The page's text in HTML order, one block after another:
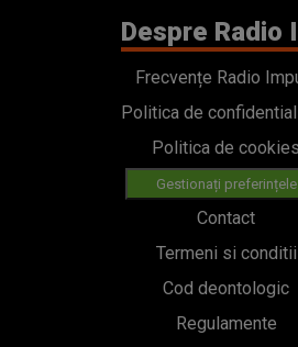
Contact
Termeni si conditii
Cod deontologic
Regulamente
Categorii
Stiri
Emisiuni
Echipa